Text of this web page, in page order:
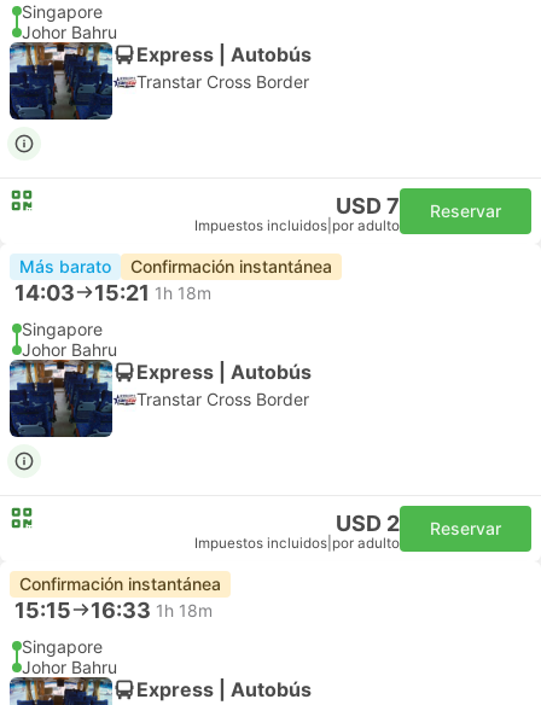
Singapore
Johor Bahru
Express | Autobús
Transtar Cross Border
USD 7
Impuestos incluidos por adulto
Reservar
Más barato Confirmación instantánea
14:03 15:21 1h 18m
Singapore
Johor Bahru
Express | Autobús
Transtar Cross Border
USD 2
Impuestos incluidos por adulto
Reservar
Confirmación instantánea
15:15 16:33 1h 18m
Singapore
Johor Bahru
Express | Autobús